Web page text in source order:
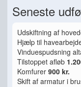
Seneste
Udskiftning af
Hjælp til
Vinduespudsning
Tilstoppet afløb
Komfurer 900 kr.
Skift af armatur i